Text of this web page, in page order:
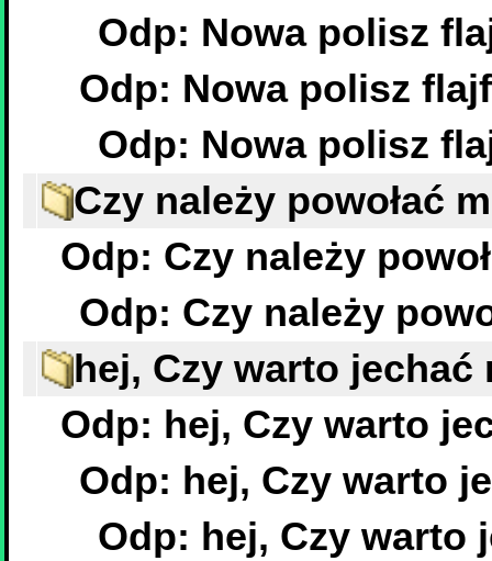
Odp: Nowa polisz
Odp: Nowa polisz
Odp: Nowa polisz
Czy należy powołać
Odp: Czy należy
Odp: Czy należy
hej, Czy warto